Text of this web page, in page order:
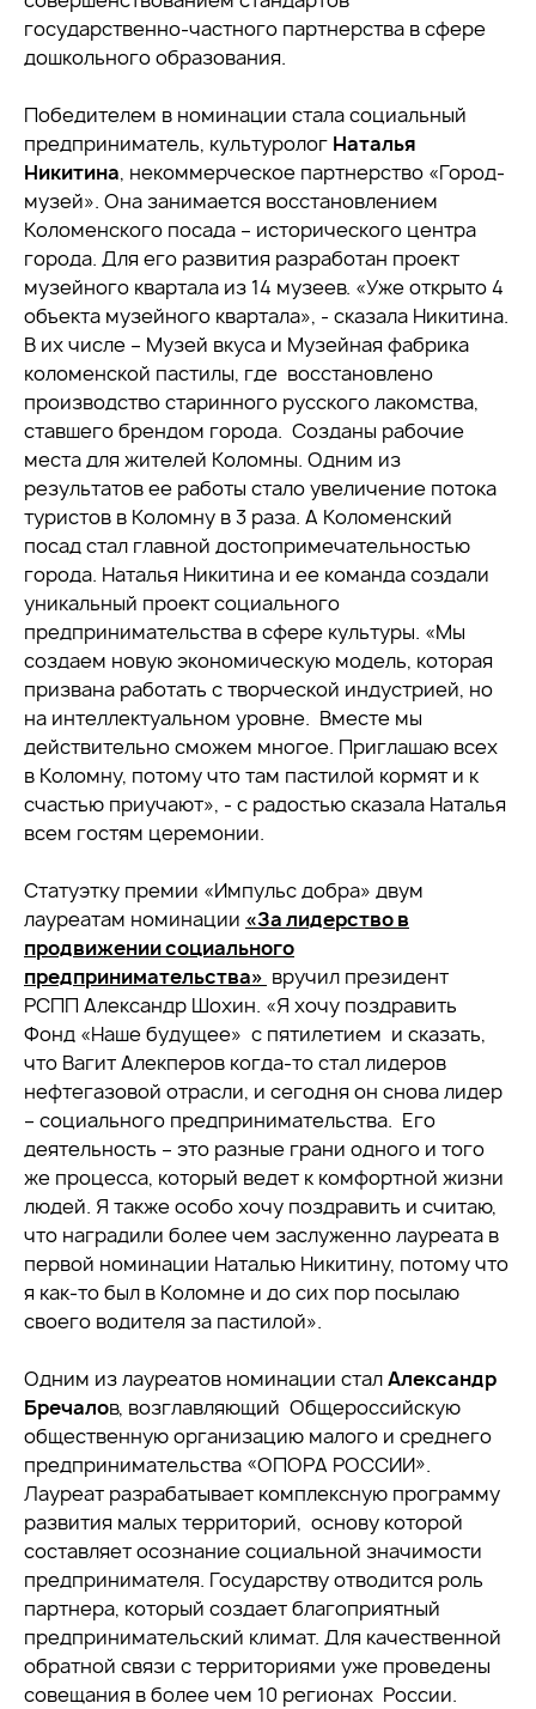
государственно-частного партнерства в сфере
дошкольного образования.
Победителем в номинации стала социальный
предприниматель, культуролог Наталья
Никитина, некоммерческое партнерство «Город-
музей». Она занимается восстановлением
Коломенского посада – исторического центра
города. Для его развития разработан проект
музейного квартала из 14 музеев. «Уже открыто 4
объекта музейного квартала», - сказала Никитина.
В их числе – Музей вкуса и Музейная фабрика
коломенской пастилы, где восстановлено
производство старинного русского лакомства,
ставшего брендом города. Созданы рабочие
места для жителей Коломны. Одним из
результатов ее работы стало увеличение потока
туристов в Коломну в 3 раза. А Коломенский
посад стал главной достопримечательностью
города. Наталья Никитина и ее команда создали
уникальный проект социального
предпринимательства в сфере культуры. «Мы
создаем новую экономическую модель, которая
призвана работать с творческой индустрией, но
на интеллектуальном уровне. Вместе мы
действительно сможем многое. Приглашаю всех
в Коломну, потому что там пастилой кормят и к
счастью приучают», - с радостью сказала Наталья
всем гостям церемонии.
Статуэтку премии «Импульс добра» двум
лауреатам номинации «За лидерство в
продвижении социального
предпринимательства» вручил президент
РСПП Александр Шохин. «Я хочу поздравить
Фонд «Наше будущее» с пятилетием и сказать,
что Вагит Алекперов когда-то стал лидеров
нефтегазовой отрасли, и сегодня он снова лидер
– социального предпринимательства. Его
деятельность – это разные грани одного и того
же процесса, который ведет к комфортной жизни
людей. Я также особо хочу поздравить и считаю,
что наградили более чем заслуженно лауреата в
первой номинации Наталью Никитину, потому что
я как-то был в Коломне и до сих пор посылаю
своего водителя за пастилой».
Одним из лауреатов номинации сталАлександр
Бречалов, возглавляющий Общероссийскую
общественную организацию малого и среднего
предпринимательства «ОПОРА РОССИИ».
Лауреат разрабатывает комплексную программу
развития малых территорий, основу которой
составляет осознание социальной значимости
предпринимателя. Государству отводится роль
партнера, который создает благоприятный
предпринимательский климат. Для качественной
обратной связи с территориями уже проведены
совещания в более чем 10 регионах России.